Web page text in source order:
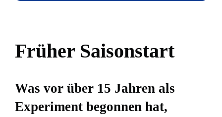
Früher Saisonstart
Was vor über 15 Jahren als
Experiment begonnen hat,